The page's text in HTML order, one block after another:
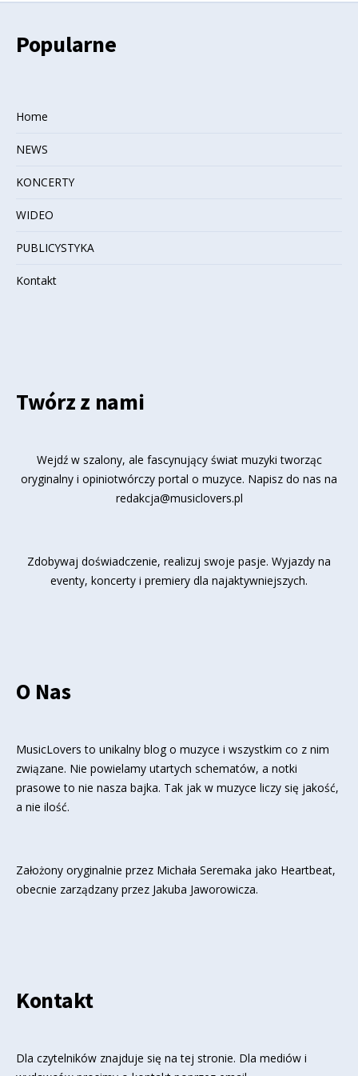
Popularne
Home
NEWS
KONCERTY
WIDEO
PUBLICYSTYKA
Kontakt
Twórz z nami
Wejdź w szalony, ale fascynujący świat muzyki tworząc
oryginalny i opiniotwórczy portal o muzyce. Napisz do nas na
redakcja@musiclovers.pl
Zdobywaj doświadczenie, realizuj swoje pasje. Wyjazdy na
eventy, koncerty i premiery dla najaktywniejszych.
O Nas
MusicLovers to unikalny blog o muzyce i wszystkim co z nim
związane. Nie powielamy utartych schematów, a notki
prasowe to nie nasza bajka. Tak jak w muzyce liczy się jakość,
a nie ilość.
Założony oryginalnie przez Michała Seremaka jako Heartbeat,
obecnie zarządzany przez Jakuba Jaworowicza.
Kontakt
Dla czytelników znajduje się na tej stronie. Dla mediów i